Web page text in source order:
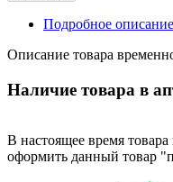
Подробное описание
Описание товара
Наличие товара в
В настоящее время
оформить данный товар